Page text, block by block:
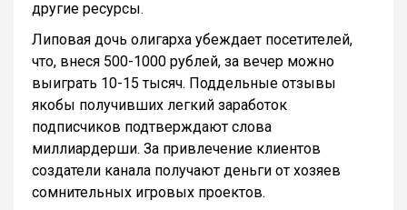
другие ресурсы.
Липовая дочь олигарха убеждает посетителей,
что, внеся 500-1000 рублей, за вечер можно
выиграть 10-15 тысяч. Поддельные отзывы
якобы получивших легкий заработок
подписчиков подтверждают слова
миллиардерши. За привлечение клиентов
создатели канала получают деньги от хозяев
сомнительных игровых проектов.